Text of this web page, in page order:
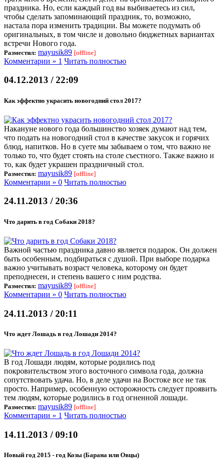
праздника. Но, если каждый год вы выбиваетесь из сил,
чтобы сделать запоминающий праздник, то, возможно,
настала пора изменить традиции. Вы можете подумать об
оригинальных, в том числе и довольно бюджетных вариантах
встречи Нового года.
Разместил: mayusik89 [offline]
Комментарии » 1 Читать полностью
04.12.2013 / 22:09
Как эффектно украсить новогодний стол 2017?
Накануне нового года большинство хозяек думают над тем,
что подать на новогодний стол в качестве закусок и горячих
блюд, напитков. Но в суете мы забываем о том, что важно не
только то, что будет стоять на столе съестного. Также важно и
то, как будет украшен праздничный стол.
Разместил: mayusik89 [offline]
Комментарии » 0 Читать полностью
24.11.2013 / 20:36
Что дарить в год Собаки 2018?
Важной частью праздника давно является подарок. Он должен
быть особенным, подбираться с душой. При выборе подарка
важно учитывать возраст человека, которому он будет
преподнесен, и степень вашего с ним родства.
Разместил: mayusik89 [offline]
Комментарии » 0 Читать полностью
24.11.2013 / 20:11
Что ждет Лошадь в год Лошади 2014?
В год Лошади людям, которые родились под
покровительством этого восточного символа года, должна
сопутствовать удача. Но, в деле удачи на Востоке все не так
просто. Например, особенную осторожность следует проявить
тем людям, которые родились в год огненной лошади.
Разместил: mayusik89 [offline]
Комментарии » 1 Читать полностью
14.11.2013 / 09:10
Новый год 2015 - год Козы (Барана или Овцы)